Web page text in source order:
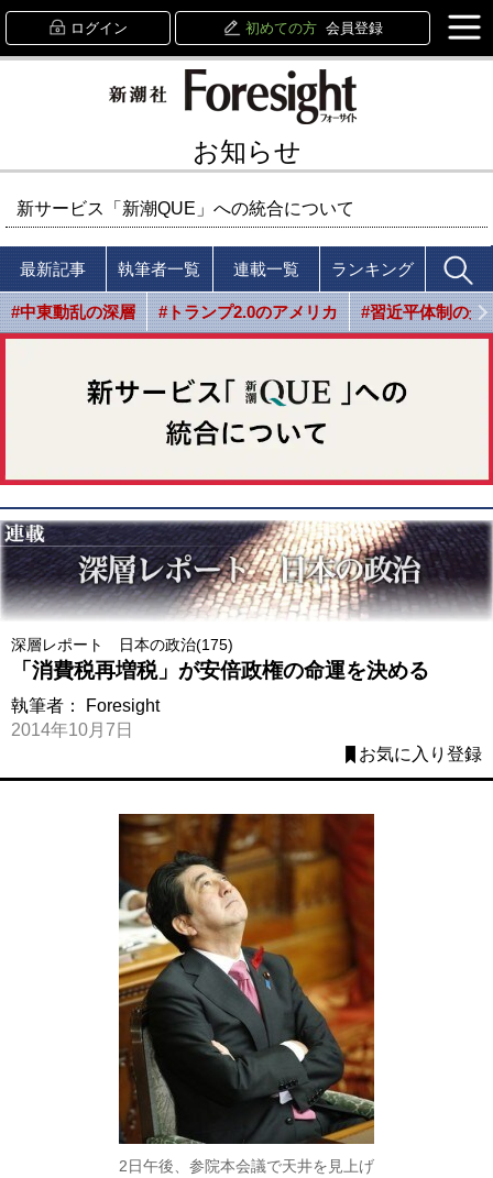
ログイン 初めての方 会員登録
お知らせ
新サービス「新潮QUE」への統合について
最新記事 執筆者一覧 連載一覧 ランキング
#中東動乱の深層 #トランプ2.0のアメリカ #習近平体制の光
深層レポート 日本の政治(175)
「消費税再増税」が安倍政権の命運を決める
執筆者：
Foresight
2014年10月7日
お気に入り登録
2日午後、参院本会議で天井を見上げ